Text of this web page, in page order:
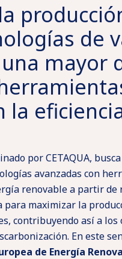
de
mayor
la
por CETAQUA,
avanzadas con
renovable a partir de
maximizar la
contribuyendo así a los
En este
de Energía